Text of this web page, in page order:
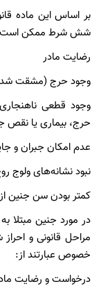
بر اساس این ماده
شش شرط ممکن
رضایت مادر
وجود حرج (مشقت
وجود قطعی
حرج، بیماری یا نقص
عدم امکان جبران و
نبود نشانه‌های ولوج
کمتر بودن سن جنین
در مورد جنین مبتلا
خصوص عبارتند از:
درخواست و رضایت